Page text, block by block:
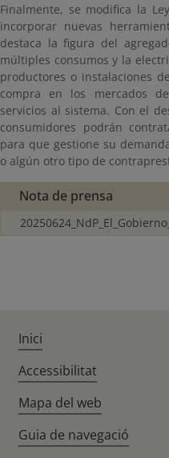
Finalmente, se modifica la
incorporar nuevas
destaca la figura del
múltiples consumos y la
productores o instalaciones
compra en los mercados
servicios al sistema. Con el
consumidores podrán
para que gestione su
o algún otro tipo de
Nota de prensa
Inici
Accessibilitat
Mapa del web
Guia de navegació